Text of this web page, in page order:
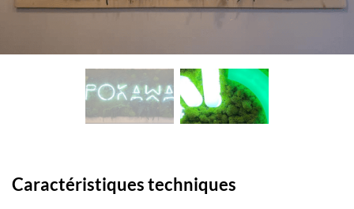
Caractéristiques techniques